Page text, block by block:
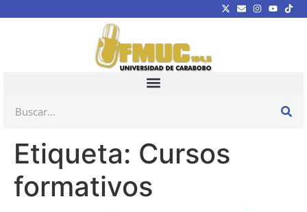
Etiqueta: Cursos
formativos